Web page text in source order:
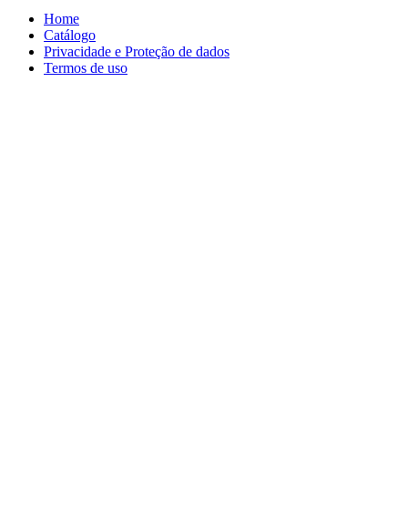
Home
Catálogo
Privacidade e Proteção de dados
Termos de uso